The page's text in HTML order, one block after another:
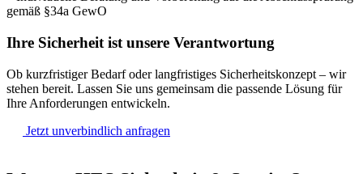
gemäß §34a GewO
Ihre Sicherheit ist unsere Verantwortung
Ob kurzfristiger Bedarf oder langfristiges Sicherheitskonzept – wir
stehen bereit. Lassen Sie uns gemeinsam die passende Lösung für
Ihre Anforderungen entwickeln.
Jetzt unverbindlich anfragen